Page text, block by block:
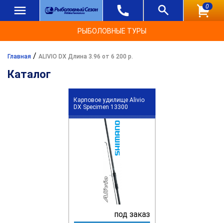
0
РЫБОЛОВНЫЕ ТУРЫ
Главная / ALIVIO DX Длина 3.96 от 6 200 р.
Каталог
Карповое удилище Alivio
DX Specimen 13300
под заказ